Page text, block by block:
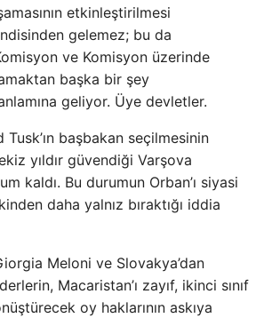
etkinleştirilmesi
gelemez; bu da
ve Komisyon üzerinde
başka bir şey
geliyor. Üye devletler.
Tusk’ın başbakan seçilmesinin
yıldır güvendiği Varşova
kaldı. Bu durumun Orban’ı siyasi
daha yalnız bıraktığı iddia
Meloni ve Slovakya’dan
Macaristan’ı zayıf, ikinci sınıf
oy haklarının askıya